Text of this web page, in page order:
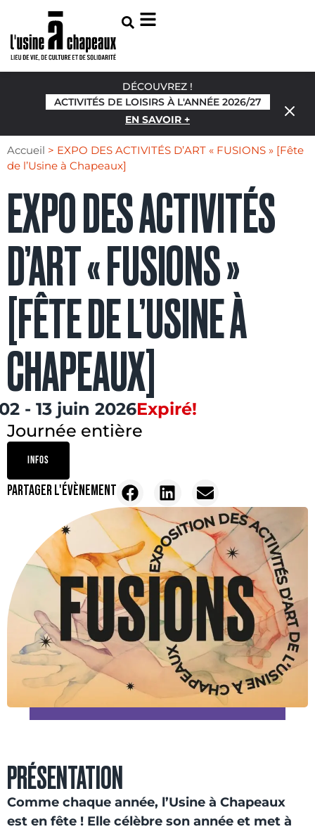
DÉCOUVREZ !
ACTIVITÉS DE LOISIRS À L'ANNÉE 2026/27
EN SAVOIR +
Accueil > EXPO DES ACTIVITÉS D’ART « FUSIONS » [Fête
de l’Usine à Chapeaux]
EXPO DES ACTIVITÉS
D’ART « FUSIONS »
[FÊTE DE L’USINE À
CHAPEAUX]
- 13 juin 2026Expiré!
Journée entière
INFOS
PARTAGER L'ÉVÈNEMENT
PRÉSENTATION
Comme chaque année, l’Usine à Chapeaux
est en fête ! Elle célèbre son année et met à